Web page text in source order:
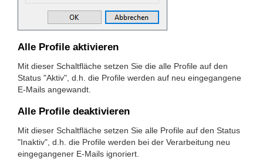
Alle Profile aktivieren
Mit dieser Schaltfläche setzen Sie die alle Profile auf den
Status "Aktiv", d.h. die Profile werden auf neu eingegangene
E-Mails angewandt.
Alle Profile deaktivieren
Mit dieser Schaltfläche setzen Sie alle Profile auf den Status
"Inaktiv", d.h. die Profile werden bei der Verarbeitung neu
eingegangener E-Mails ignoriert.